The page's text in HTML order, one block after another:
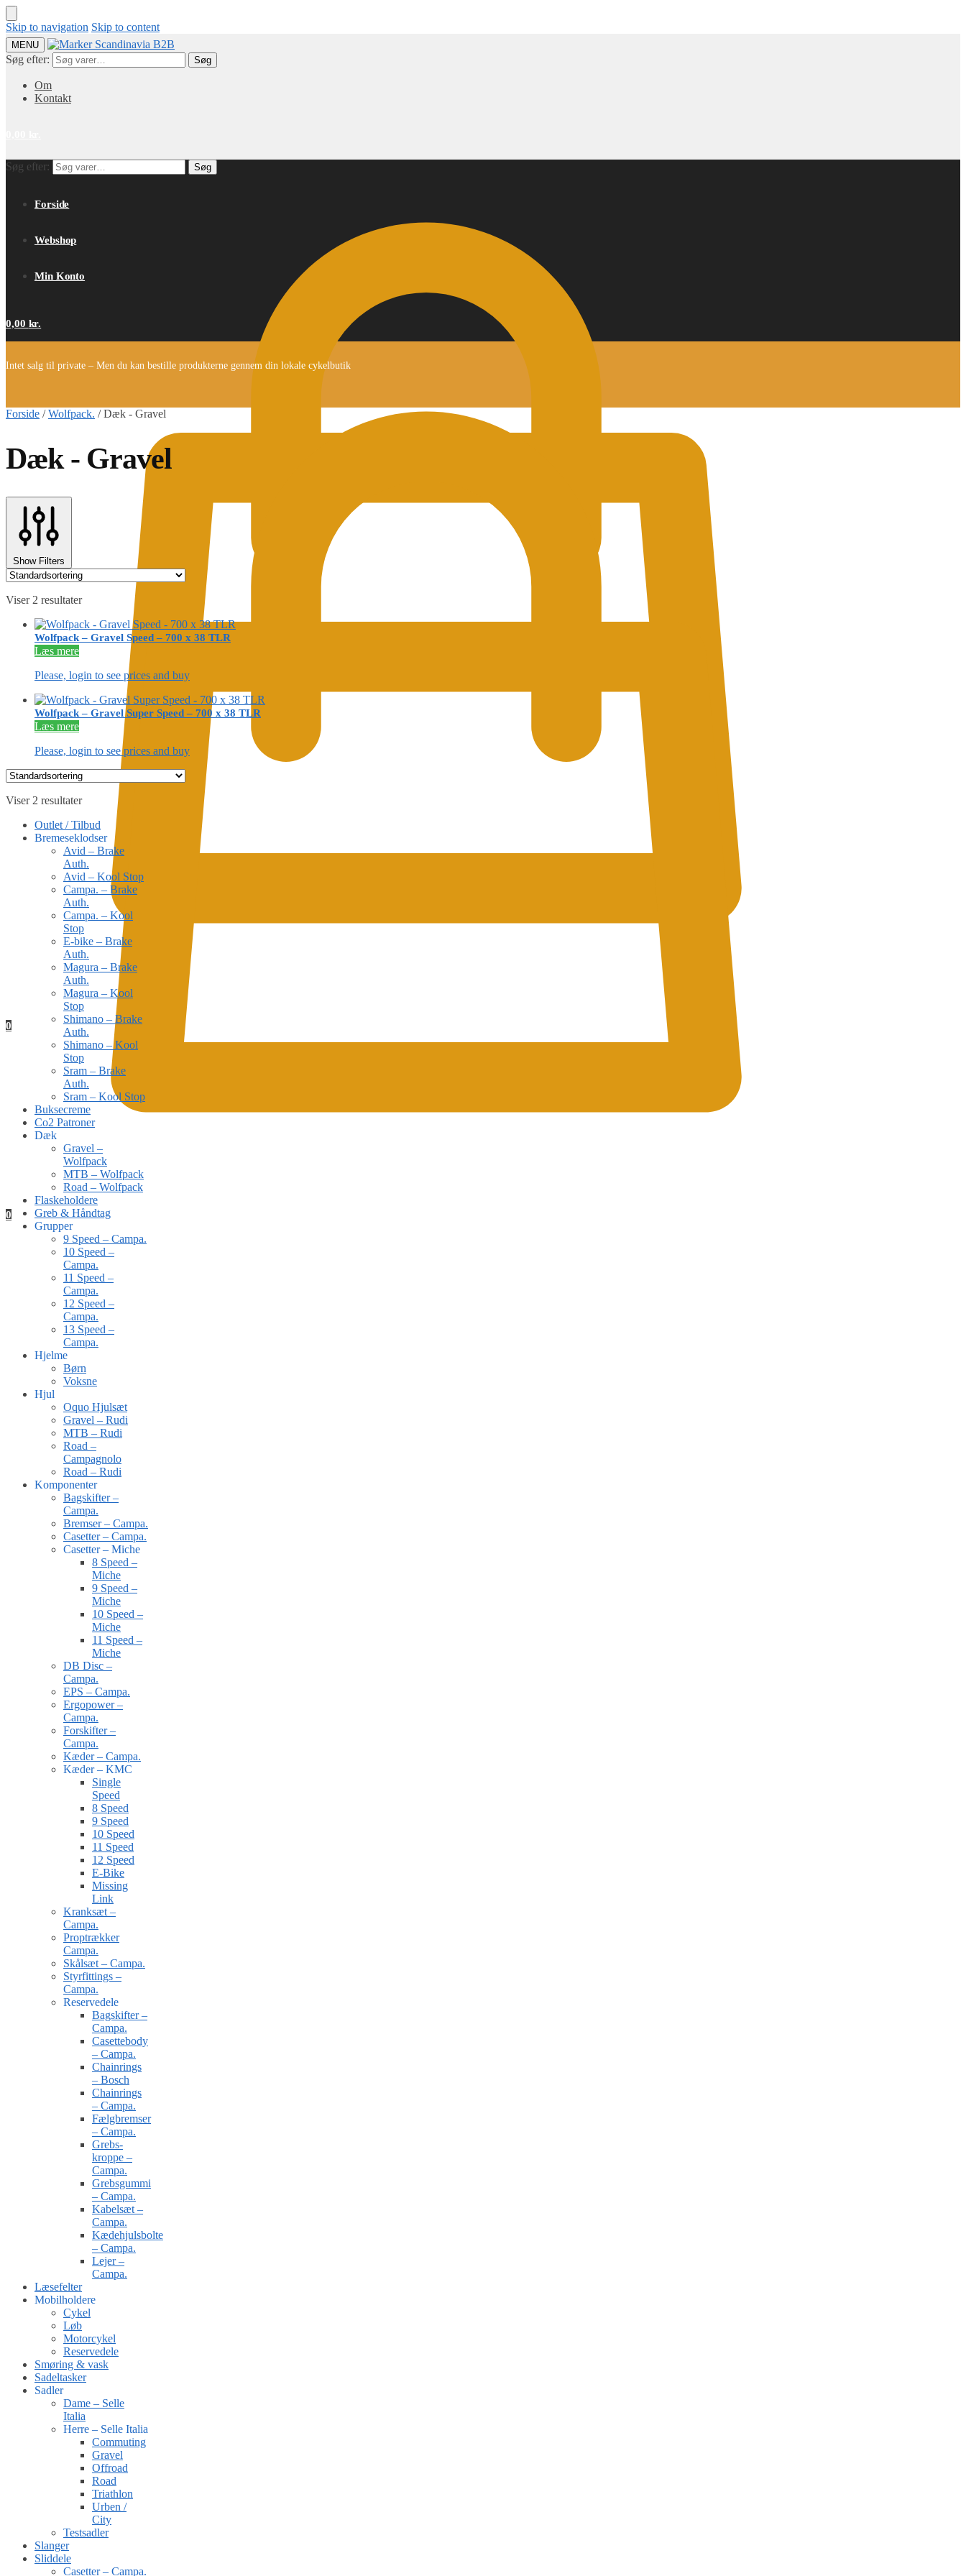
Skip to navigation Skip to content
MENU
Søg efter: Søg
Om
Kontakt
0
Søg efter: Søg
Forside
Webshop
Min Konto
0,00 kr.
0
Intet salg til private – Men du kan bestille produkterne gennem din lokale cykelbutik
Forside /Wolfpack. /Dæk - Gravel
Dæk - Gravel
Show Filters
Viser 2 resultater
Wolfpack – Gravel Speed – 700 x 38 TLR
Læs mere
Please, login to see prices and buy
Wolfpack – Gravel Super Speed – 700 x 38 TLR
Læs mere
Please, login to see prices and buy
Viser 2 resultater
Outlet / Tilbud
Bremeseklodser
Avid – Brake
Auth.
Avid – Kool Stop
Campa. – Brake
Auth.
Campa. – Kool
Stop
E-bike – Brake
Auth.
Magura – Brake
Auth.
Magura – Kool
Stop
Shimano – Brake
Auth.
Shimano – Kool
Stop
Sram – Brake
Auth.
Sram – Kool Stop
Buksecreme
Co2 Patroner
Dæk
Gravel –
Wolfpack
MTB – Wolfpack
Road – Wolfpack
Flaskeholdere
Greb & Håndtag
Grupper
9 Speed – Campa.
10 Speed –
Campa.
11 Speed –
Campa.
12 Speed –
Campa.
13 Speed –
Campa.
Hjelme
Børn
Voksne
Hjul
Oquo Hjulsæt
Gravel – Rudi
MTB – Rudi
Road –
Campagnolo
Road – Rudi
Komponenter
Bagskifter –
Campa.
Bremser – Campa.
Casetter – Campa.
Casetter – Miche
8 Speed –
Miche
9 Speed –
Miche
10 Speed –
Miche
11 Speed –
Miche
DB Disc –
Campa.
EPS – Campa.
Ergopower –
Campa.
Forskifter –
Campa.
Kæder – Campa.
Kæder – KMC
Single
Speed
8 Speed
9 Speed
10 Speed
11 Speed
12 Speed
E-Bike
Missing
Link
Kranksæt –
Campa.
Proptrækker
Campa.
Skålsæt – Campa.
Styrfittings –
Campa.
Reservedele
Bagskifter –
Campa.
Casettebody
– Campa.
Chainrings
– Bosch
Chainrings
– Campa.
Fælgbremser
– Campa.
Grebs-
kroppe –
Campa.
Grebsgummi
– Campa.
Kabelsæt –
Campa.
Kædehjulsbolte
– Campa.
Lejer –
Campa.
Læsefelter
Mobilholdere
Cykel
Løb
Motorcykel
Reservedele
Smøring & vask
Sadeltasker
Sadler
Dame – Selle
Italia
Herre – Selle Italia
Commuting
Gravel
Offroad
Road
Triathlon
Urben /
City
Testsadler
Slanger
Sliddele
Casetter – Campa.